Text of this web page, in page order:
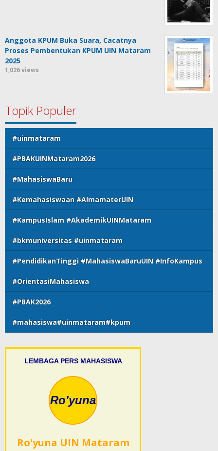
Anggota KPUM Buka Suara, Cacatnya
Proses Pembentukan KPUM UIN Mataram
2025
1,026 views
Topik Populer
#uinmataram
#PBAKUINMataram2026
#MahasiswaBaru
#Kemahasiswaan #AlmamaterUIN
#KampusIslam #AkademikUINMataram
#bkmuniversitas #uinmataram
#PendidikanTinggi #MahasiswaBaruUIN #InfoKampus
#OrientasiMahasiswa
#PBAK2026
#mahasiswa#uinmataram#kpum
LEMBAGA PERS MAHASISWA
Ro'yuna
Ro'yuna UIN Mataram